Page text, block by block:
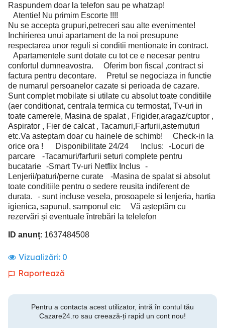
Raspundem doar la telefon sau pe whatzap!
Atentie! Nu primim Escorte !!!!
Nu se accepta grupuri,petreceri sau alte evenimente!
Inchirierea unui apartament de la noi presupune
respectarea unor reguli si conditii mentionate in contract.
Apartamentele sunt dotate cu tot ce e necesar pentru
confortul dumneavostra. Oferim bon fiscal ,contract si
factura pentru decontare. Pretul se negociaza in functie
de numarul persoanelor cazate si perioada de cazare.
Sunt complet mobilate si utilate cu absolut toate conditiile
(aer conditionat, centrala termica cu termostat, Tv-uri in
toate camerele, Masina de spalat , Frigider,aragaz/cuptor ,
Aspirator , Fier de calcat , Tacamuri,Farfurii,asternuturi
etc.Va asteptam doar cu hainele de schimb! Check-in la
orice ora ! Disponibilitate 24/24 Inclus: -Locuri de
parcare -Tacamuri/farfurii seturi complete pentru
bucatarie -Smart Tv-uri Netflix Inclus -
Lenjerii/paturi/perne curate -Masina de spalat si absolut
toate conditiile pentru o sedere reusita indiferent de
durata. - sunt incluse vesela, prosoapele si lenjeria, hartia
igienica, sapunul, samponul etc Vă așteptăm cu
rezervări și eventuale întrebări la telelefon
ID anunț: 1637484508
Vizualizări: 0
Raportează
Pentru a contacta acest utilizator, intră în contul tău
Cazare24.ro sau creează-ți rapid un cont nou!